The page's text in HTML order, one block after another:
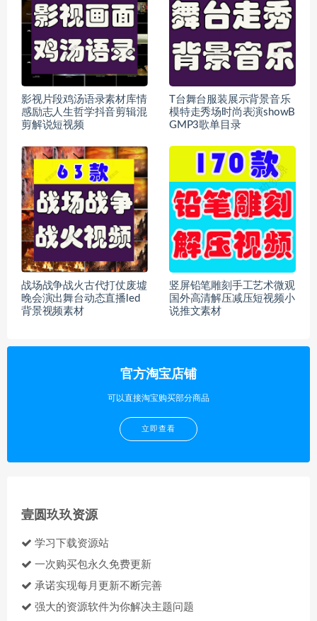
影视片段鸡汤语录素材库情
感励志人生哲学抖音剪辑混
剪解说短视频
T台舞台服装展示背景音乐
模特走秀场时尚表演showB
GMP3歌单目录
战场战争战火古代打仗废墟
晚会演出舞台动态直播led
背景视频素材
竖屏铅笔雕刻手工艺术微观
国外高清解压减压短视频小
说推文素材
官方淘宝店铺
可以直接淘宝购买部分商品
立即查看
壹圆玖玖资源
学习下载资源站
一次购买包永久免费更新
承诺实现每月更新不断完善
强大的资源软件为你解决主题问题